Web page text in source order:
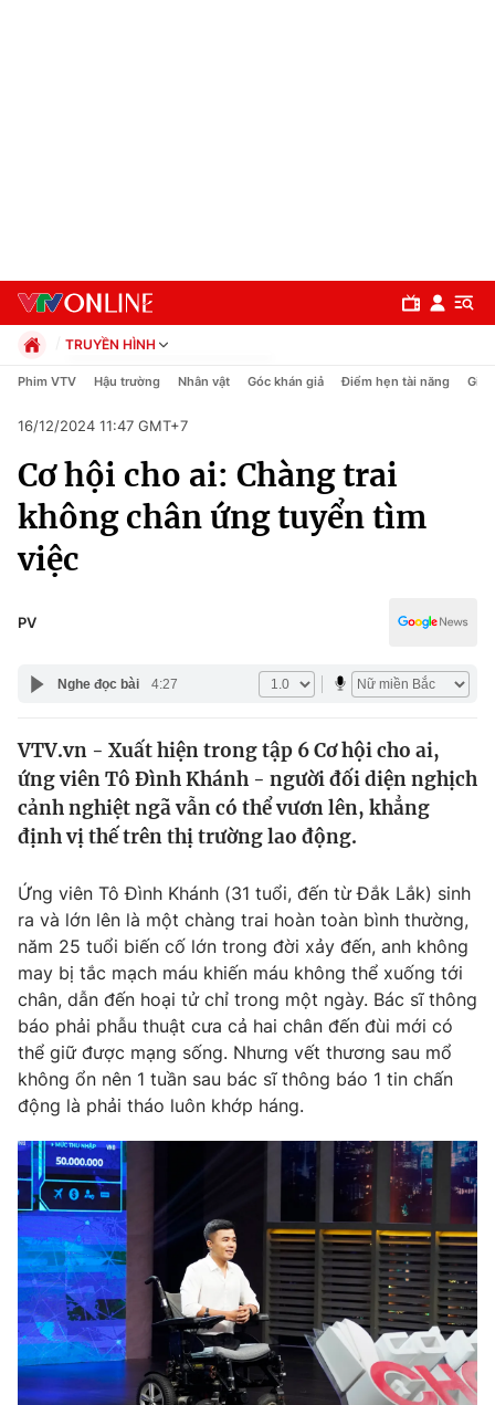
Chuyên mục
Chính trị
Xã hội
Pháp luật
Y tế
Thế giới
Tin tức
Thế giới đó đây
Câu chuyện quốc tế
Kinh tế
Thị trường
Góc doanh nghiệp
Dữ liệu và đời sống
Truyền hình
Phim VTV
Hậu trường
Nhân vật
Giải sao mai
Giải trí
Điện ảnh
Âm nhạc
Sao
Đời sống
Làm đẹp
Chất lượng cuộc sống
Giáo dục
Tuyển sinh
Học trực tuyến
Công nghệ
Hitech Công nghệ tương lai
Sản phẩm
Thị trường
Tư vấn
Giao lưu trực tuyến
Lịch phát sóng
TRUYỀN HÌNH
Chính trị
Pháp luật
Kinh tế
Thể thao
Truyền hình
Văn hóa - Giải trí
Phim VTV Hậu trường Nhân vật Góc khán giả Điểm hẹn tài năng Giải
16/12/2024 11:47 GMT+7
Cơ hội cho ai: Chàng trai
không chân ứng tuyển tìm
việc
PV
Nghe đọc bài 4:27
VTV.vn - Xuất hiện trong tập 6 Cơ hội cho ai,
ứng viên Tô Đình Khánh - người đối diện nghịch
cảnh nghiệt ngã vẫn có thể vươn lên, khẳng
định vị thế trên thị trường lao động.
Ứng viên Tô Đình Khánh (31 tuổi, đến từ Đắk Lắk) sinh
ra và lớn lên là một chàng trai hoàn toàn bình thường,
năm 25 tuổi biến cố lớn trong đời xảy đến, anh không
may bị tắc mạch máu khiến máu không thể xuống tới
chân, dẫn đến hoại tử chỉ trong một ngày. Bác sĩ thông
báo phải phẫu thuật cưa cả hai chân đến đùi mới có
thể giữ được mạng sống. Nhưng vết thương sau mổ
không ổn nên 1 tuần sau bác sĩ thông báo 1 tin chấn
động là phải tháo luôn khớp háng.